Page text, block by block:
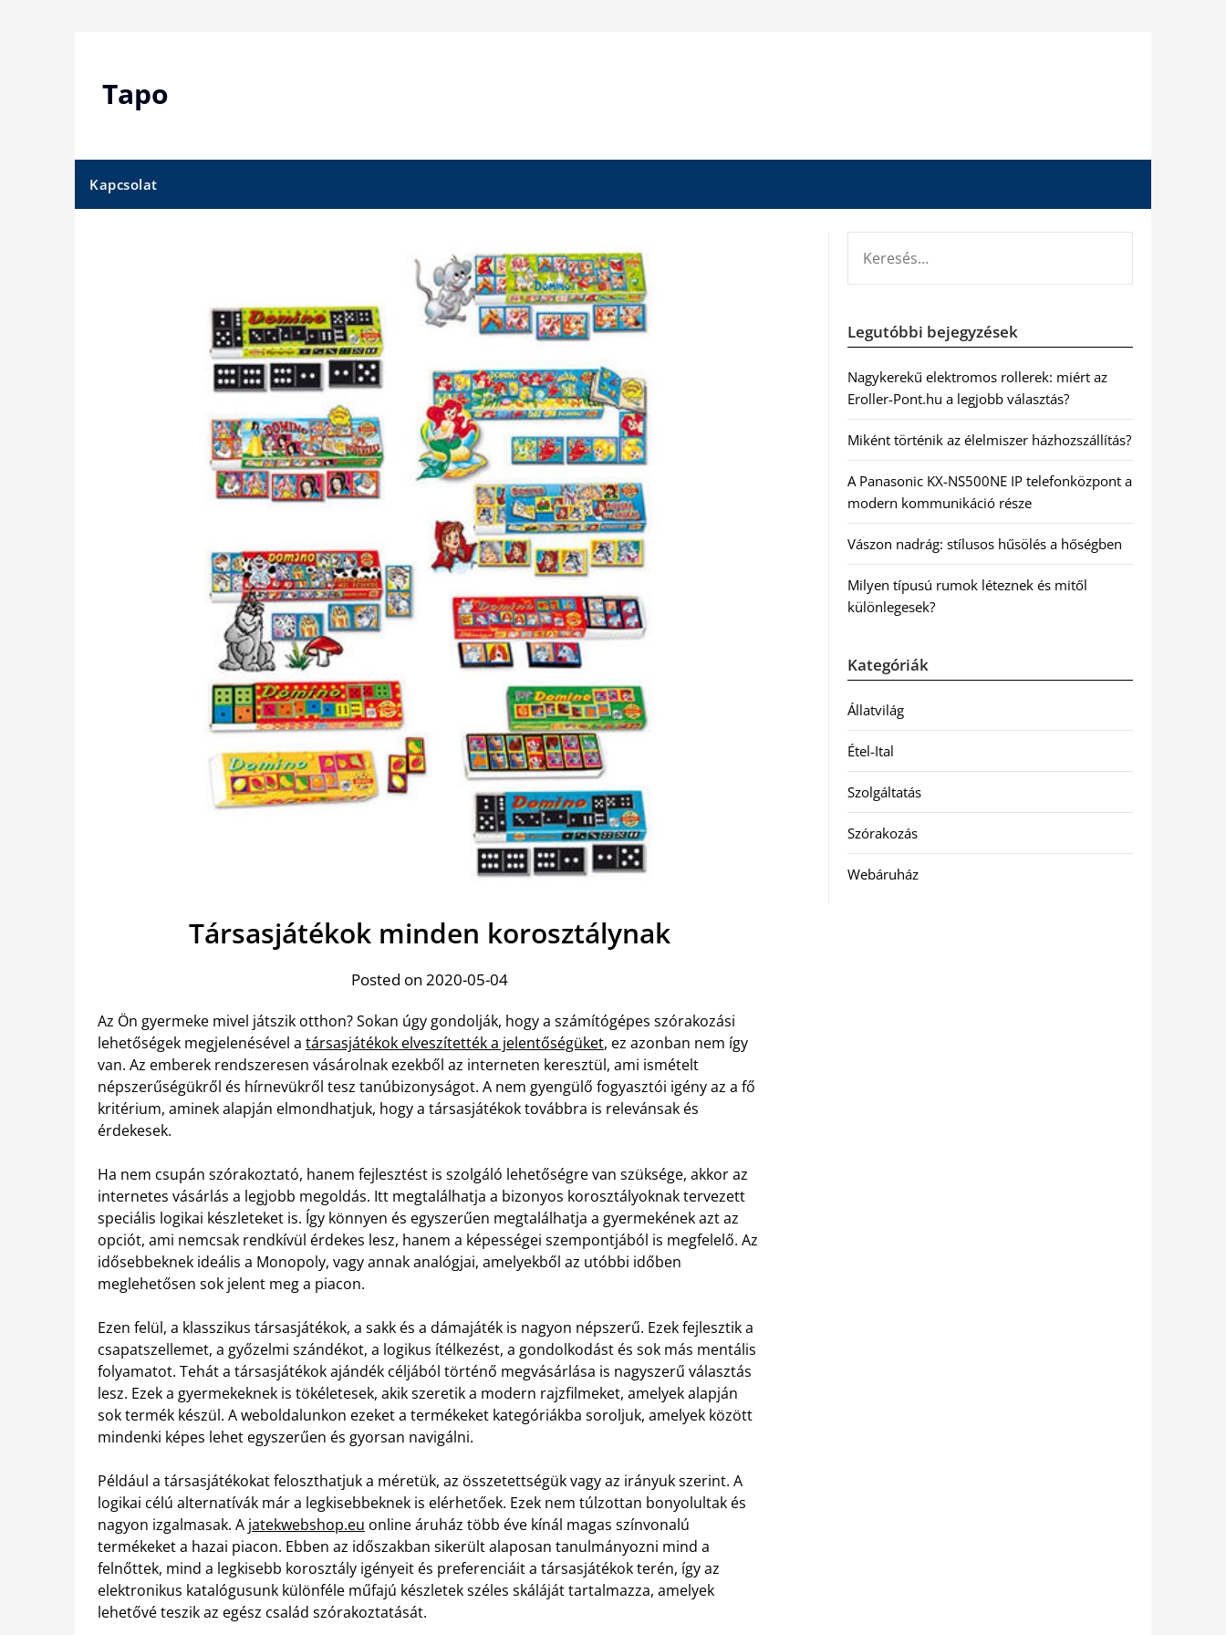
Tapo
Kapcsolat
Társasjátékok minden korosztálynak
Posted on 2020-05-04
Az Ön gyermeke mivel játszik otthon? Sokan úgy gondolják, hogy a számítógépes szórakozási
lehetőségek megjelenésével a társasjátékok elveszítették a jelentőségüket, ez azonban nem így
van. Az emberek rendszeresen vásárolnak ezekből az interneten keresztül, ami ismételt
népszerűségükről és hírnevükről tesz tanúbizonyságot. A nem gyengülő fogyasztói igény az a fő
kritérium, aminek alapján elmondhatjuk, hogy a társasjátékok továbbra is relevánsak és
érdekesek.
Ha nem csupán szórakoztató, hanem fejlesztést is szolgáló lehetőségre van szüksége, akkor az
internetes vásárlás a legjobb megoldás. Itt megtalálhatja a bizonyos korosztályoknak tervezett
speciális logikai készleteket is. Így könnyen és egyszerűen megtalálhatja a gyermekének azt az
opciót, ami nemcsak rendkívül érdekes lesz, hanem a képességei szempontjából is megfelelő. Az
idősebbeknek ideális a Monopoly, vagy annak analógjai, amelyekből az utóbbi időben
meglehetősen sok jelent meg a piacon.
Ezen felül, a klasszikus társasjátékok, a sakk és a dámajáték is nagyon népszerű. Ezek fejlesztik a
csapatszellemet, a győzelmi szándékot, a logikus ítélkezést, a gondolkodást és sok más mentális
folyamatot. Tehát a társasjátékok ajándék céljából történő megvásárlása is nagyszerű választás
lesz. Ezek a gyermekeknek is tökéletesek, akik szeretik a modern rajzfilmeket, amelyek alapján
sok termék készül. A weboldalunkon ezeket a termékeket kategóriákba soroljuk, amelyek között
mindenki képes lehet egyszerűen és gyorsan navigálni.
Például a társasjátékokat feloszthatjuk a méretük, az összetettségük vagy az irányuk szerint. A
logikai célú alternatívák már a legkisebbeknek is elérhetőek. Ezek nem túlzottan bonyolultak és
nagyon izgalmasak. A jatekwebshop.eu online áruház több éve kínál magas színvonalú
termékeket a hazai piacon. Ebben az időszakban sikerült alaposan tanulmányozni mind a
felnőttek, mind a legkisebb korosztály igényeit és preferenciáit a társasjátékok terén, így az
elektronikus katalógusunk különféle műfajú készletek széles skáláját tartalmazza, amelyek
lehetővé teszik az egész család szórakoztatását.
Legutóbbi bejegyzések
Nagykerekű elektromos rollerek: miért az
Eroller-Pont.hu a legjobb választás?
Miként történik az élelmiszer házhozszállítás?
A Panasonic KX-NS500NE IP telefonközpont a
modern kommunikáció része
Vászon nadrág: stílusos hűsölés a hőségben
Milyen típusú rumok léteznek és mitől
különlegesek?
Kategóriák
Állatvilág
Étel-Ital
Szolgáltatás
Szórakozás
Webáruház